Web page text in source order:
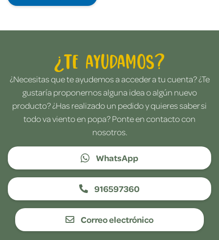
¿Te ayudamos?
¿Necesitas que te ayudemos a acceder a tu cuenta? ¿Te
gustaría proponernos alguna idea o algún nuevo
producto? ¿Has realizado un pedido y quieres saber si
todo va viento en popa? Ponte en contacto con
nosotros.
WhatsApp
916597360
Correo electrónico